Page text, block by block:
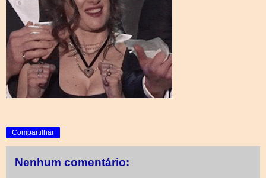
Compartilhar
Nenhum comentário: